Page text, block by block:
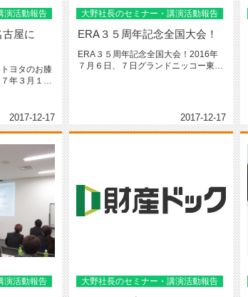
演活動報告
古屋に
ヨタのお膝
年３月１９
2017-12-17
大野社長のセミナー・講演活動報告
ERA３５周年記念全国大会！
ERA３５周年記念全国大会！2016年
７月６日、７日グランドニッコー東京
2017-12-17
演活動報告 大野社長のセミナー・講演活動報告